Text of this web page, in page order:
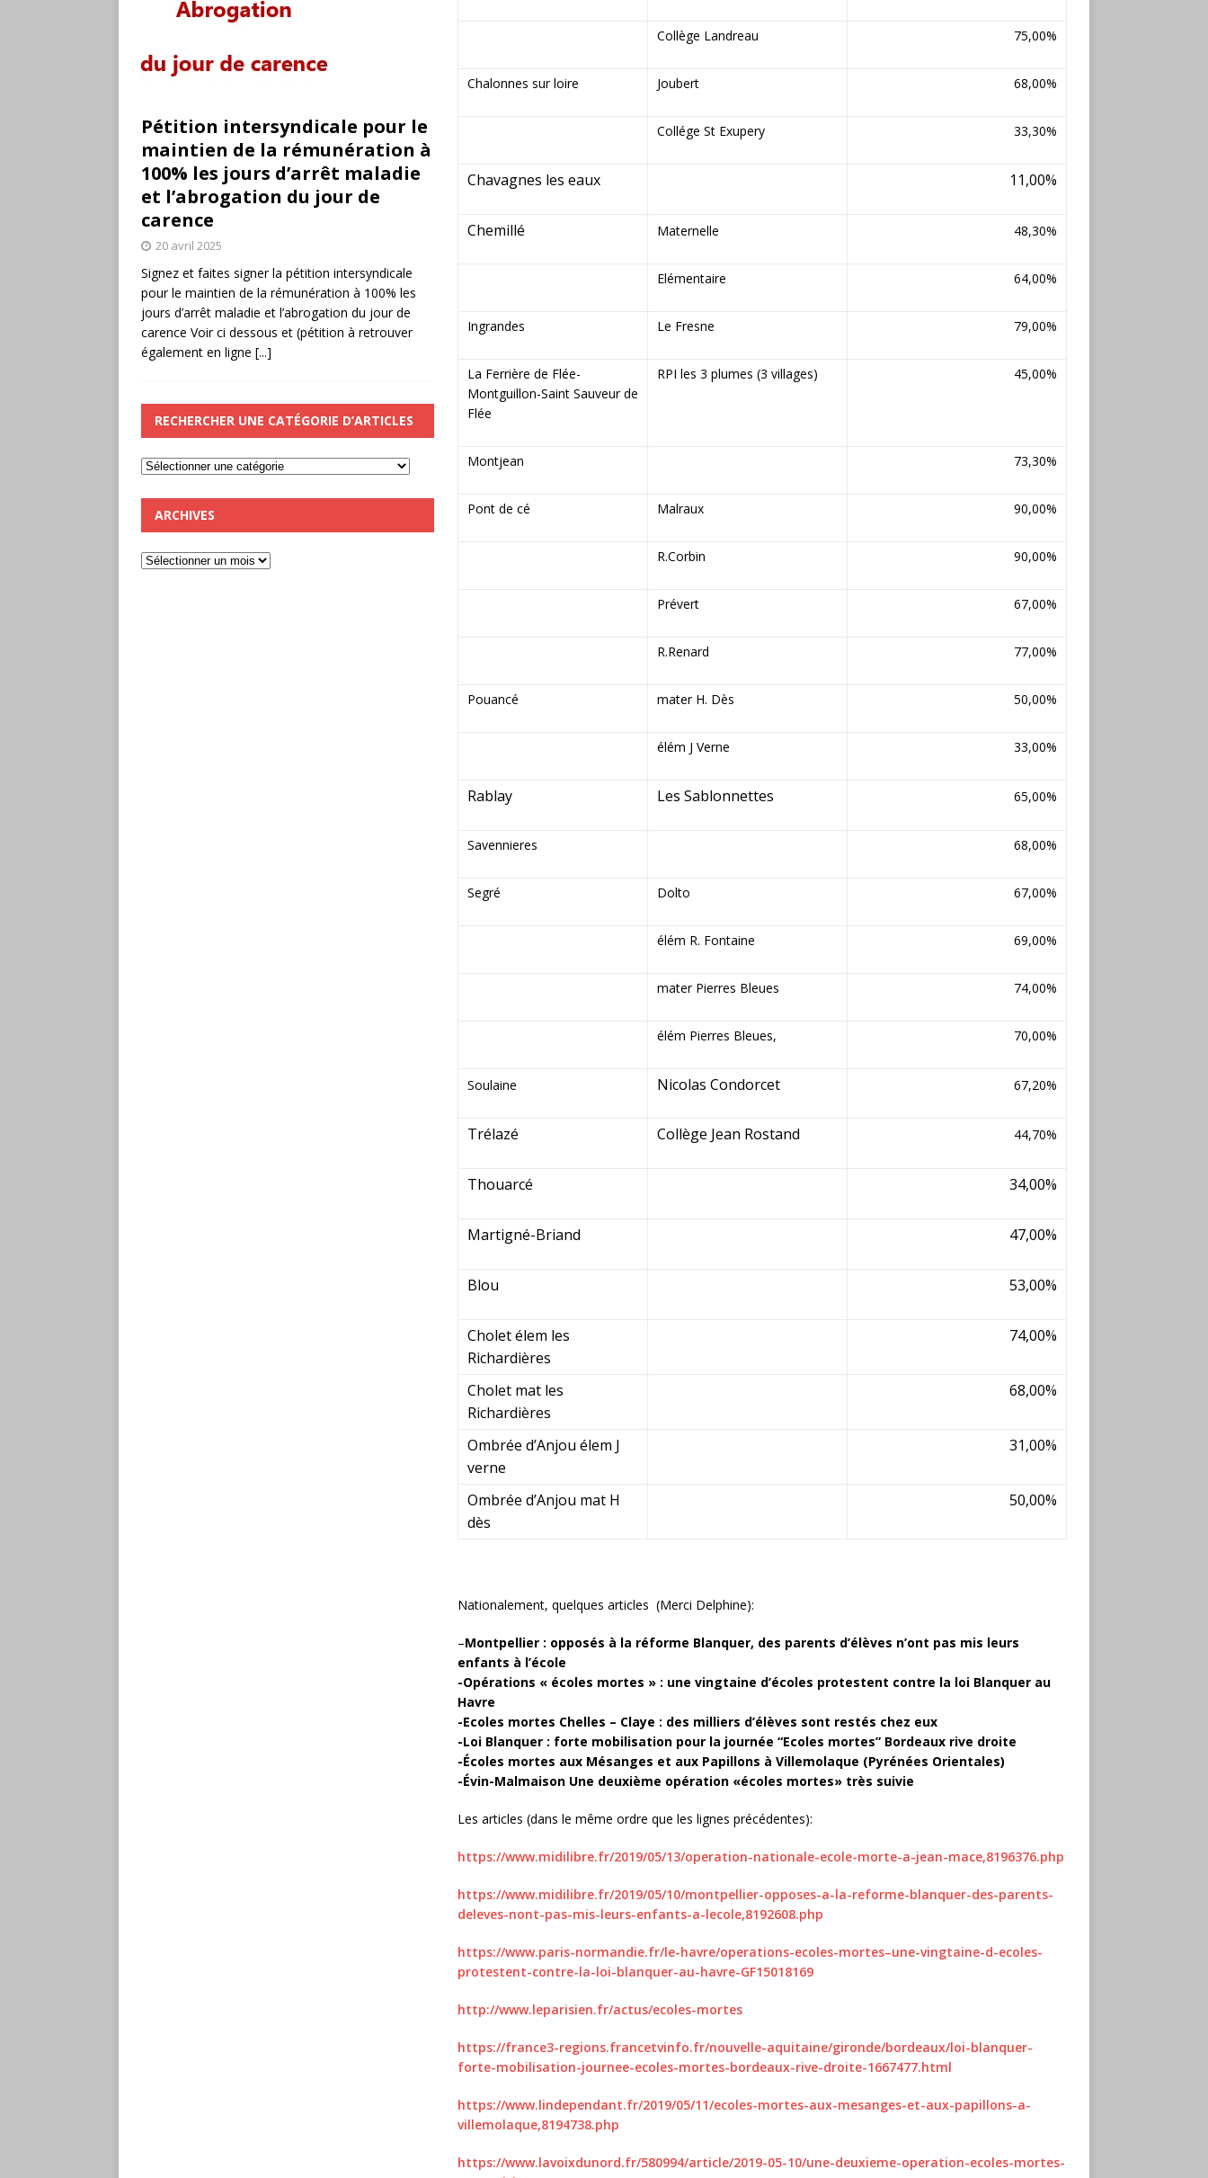
Collège Landreau 75,00%
Chalonnes sur loire Joubert 68,00%
Collége St Exupery 33,30%
Chavagnes les eaux 11,00%
Chemillé Maternelle 48,30%
Elémentaire 64,00%
Ingrandes Le Fresne 79,00%
La Ferrière de Flée-
Montguillon-Saint Sauveur de
Flée
RPI les 3 plumes (3 villages) 45,00%
Montjean 73,30%
Pont de cé Malraux 90,00%
R.Corbin 90,00%
Prévert 67,00%
R.Renard 77,00%
Pouancé mater H. Dès 50,00%
élém J Verne 33,00%
Rablay Les Sablonnettes 65,00%
Savennieres 68,00%
Segré Dolto 67,00%
élém R. Fontaine 69,00%
mater Pierres Bleues 74,00%
élém Pierres Bleues, 70,00%
Soulaine Nicolas Condorcet 67,20%
Trélazé Collège Jean Rostand 44,70%
Thouarcé 34,00%
Martigné-Briand 47,00%
Blou 53,00%
Cholet élem les
Richardières
74,00%
Cholet mat les
Richardières
68,00%
Ombrée d’Anjou élem J
verne
31,00%
Ombrée d’Anjou mat H
dès
50,00%
Nationalement, quelques articles (Merci Delphine):
–Montpellier : opposés à la réforme Blanquer, des parents d’élèves n’ont pas mis leurs
enfants à l’école
-Opérations « écoles mortes » : une vingtaine d’écoles protestent contre la loi Blanquer au
Havre
-Ecoles mortes Chelles – Claye : des milliers d’élèves sont restés chez eux
-Loi Blanquer : forte mobilisation pour la journée “Ecoles mortes” Bordeaux rive droite
-Écoles mortes aux Mésanges et aux Papillons à Villemolaque (Pyrénées Orientales)
-Évin-Malmaison Une deuxième opération «écoles mortes» très suivie
Les articles (dans le même ordre que les lignes précédentes):
https://www.midilibre.fr/2019/05/13/operation-nationale-ecole-morte-a-jean-mace,8196376.php
https://www.midilibre.fr/2019/05/10/montpellier-opposes-a-la-reforme-blanquer-des-parents-
deleves-nont-pas-mis-leurs-enfants-a-lecole,8192608.php
https://www.paris-normandie.fr/le-havre/operations-ecoles-mortes–une-vingtaine-d-ecoles-
protestent-contre-la-loi-blanquer-au-havre-GF15018169
http://www.leparisien.fr/actus/ecoles-mortes
https://france3-regions.francetvinfo.fr/nouvelle-aquitaine/gironde/bordeaux/loi-blanquer-
forte-mobilisation-journee-ecoles-mortes-bordeaux-rive-droite-1667477.html
https://www.lindependant.fr/2019/05/11/ecoles-mortes-aux-mesanges-et-aux-papillons-a-
villemolaque,8194738.php
https://www.lavoixdunord.fr/580994/article/2019-05-10/une-deuxieme-operation-ecoles-mortes-
Pétition intersyndicale pour le
maintien de la rémunération à
100% les jours d’arrêt maladie
et l’abrogation du jour de
carence
20 avril 2025
Signez et faites signer la pétition intersyndicale
pour le maintien de la rémunération à 100% les
jours d’arrêt maladie et l’abrogation du jour de
carence Voir ci dessous et (pétition à retrouver
également en ligne [...]
RECHERCHER UNE CATÉGORIE D’ARTICLES
ARCHIVES